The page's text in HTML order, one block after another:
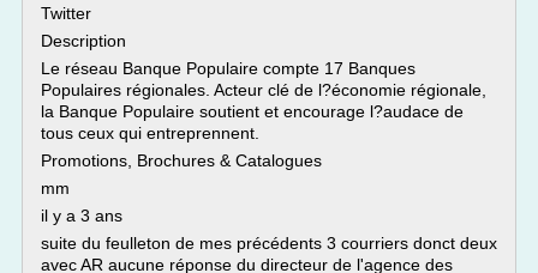
Twitter
Description
Le réseau Banque Populaire compte 17 Banques
Populaires régionales. Acteur clé de l?économie régionale,
la Banque Populaire soutient et encourage l?audace de
tous ceux qui entreprennent.
Promotions, Brochures & Catalogues
mm
il y a 3 ans
suite du feulleton de mes précédents 3 courriers donct deux
avec AR aucune réponse du directeur de l'agence des